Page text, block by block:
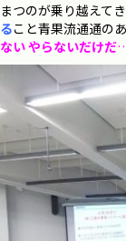
まつのが乗り越えて
ること青果流通通の
ない やらないだけだ